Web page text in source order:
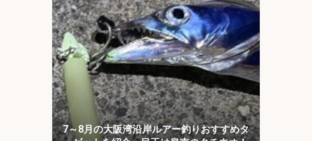
7～8月の大阪湾沿岸ルアー釣りおすすめタ